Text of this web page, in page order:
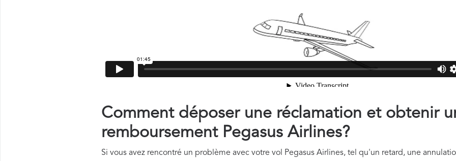
Comment déposer une réclamation et obtenir
remboursement Pegasus Airlines?
Si vous avez rencontré un problème avec votre vol Pegasus Airlines, tel qu'un retard, une